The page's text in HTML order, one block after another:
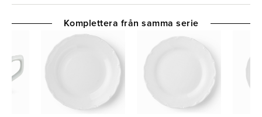
Komplettera från samma serie